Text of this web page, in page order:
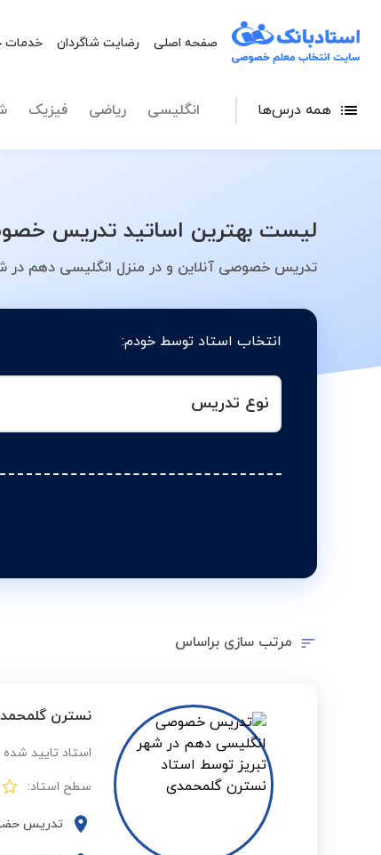
صفحه اصلی رضایت شاگردان خدمات
همه درس‌ها انگلیسی ریاضی فیزیک
لیست بهترین اساتید تدریس
تدریس خصوصی آنلاین و در منزل انگلیسی دهم در
انتخاب استاد توسط خودم:
نوع تدریس
مرتب سازی براساس
نسترن
استاد تایید شده
سطح استاد:
تدریس